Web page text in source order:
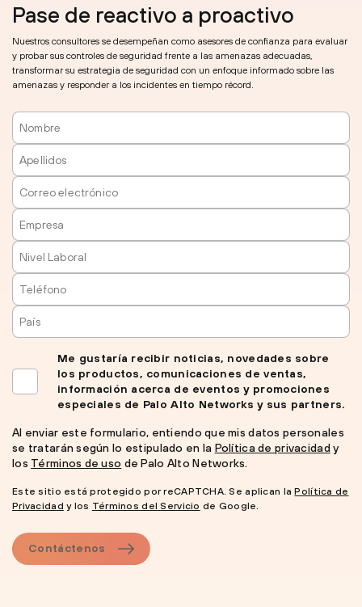
Pase de reactivo a proactivo
Nuestros consultores se desempeñan como asesores de confianza para evaluar
y probar sus controles de seguridad frente a las amenazas adecuadas,
transformar su estrategia de seguridad con un enfoque informado sobre las
amenazas y responder a los incidentes en tiempo récord.
Me gustaría recibir noticias, novedades sobre
los productos, comunicaciones de ventas,
información acerca de eventos y promociones
especiales de Palo Alto Networks y sus partners.
Al enviar este formulario, entiendo que mis datos personales
se tratarán según lo estipulado en la Política de privacidady
los Términos de uso de Palo Alto Networks.
Este sitio está protegido por reCAPTCHA. Se aplican laPolítica de
Privacidad y los Términos del Servicio de Google.
Contáctenos